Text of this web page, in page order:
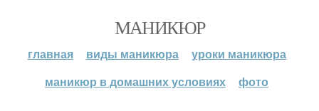
МАНИКЮР
главная виды маникюра
уроки маникюра
маникюр в домашних условиях
фото